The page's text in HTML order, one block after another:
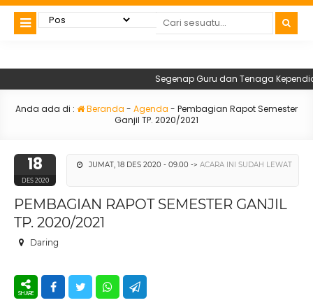
Segenap Guru dan Tenaga
Anda ada di : Beranda - Agenda - Pembagian Rapot Semester
Ganjil TP. 2020/2021
18
DES 2020
JUMAT, 18 DES 2020 - 09.00 -> ACARA INI SUDAH LEWAT
PEMBAGIAN RAPOT SEMESTER GANJIL
TP. 2020/2021
Daring